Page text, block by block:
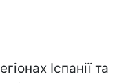
Іспанії та